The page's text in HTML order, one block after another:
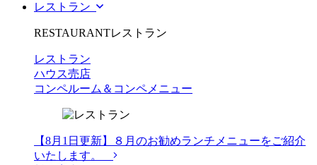
レストラン
RESTAURANTレストラン
レストラン
ハウス売店
コンペルーム＆コンペメニュー
【8月1日更新】８月のお勧めランチメニューをご紹介
いたします。